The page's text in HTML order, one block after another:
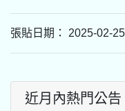
張貼日期： 2025-02-
近月內熱門公告